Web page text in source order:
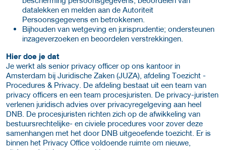
datalekken en melden aan de Autoriteit
Persoonsgegevens en betrokkenen.
Bijhouden van wetgeving en jurisprudentie; ondersteunen
inzageverzoeken en beoordelen verstrekkingen.
Hier doe je dat
Je werkt als senior privacy officer op ons kantoor in
Amsterdam bij Juridische Zaken (JUZA), afdeling Toezicht -
Procedures & Privacy. De afdeling bestaat uit een team van
privacy officers en een team procesjuristen. De privacy-juristen
verlenen juridisch advies over privacyregelgeving aan heel
DNB. De procesjuristen richten zich op de afwikkeling van
bestuursrechtelijke- en civiele procedures voor zover deze
samenhangen met het door DNB uitgeoefende toezicht. Er is
binnen het Privacy Office voldoende ruimte om nieuwe,